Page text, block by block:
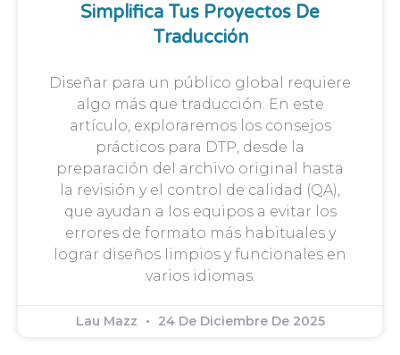
Simplifica Tus Proyectos De
Traducción
Diseñar para un público global requiere
algo más que traducción. En este
artículo, exploraremos los consejos
prácticos para DTP, desde la
preparación del archivo original hasta
la revisión y el control de calidad (QA),
que ayudan a los equipos a evitar los
errores de formato más habituales y
lograr diseños limpios y funcionales en
varios idiomas.
Lau Mazz 24 De Diciembre De 2025